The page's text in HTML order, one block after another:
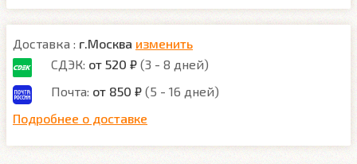
Доставка : г.Москва изменить
СДЭК: от 520 ₽ (3 - 8 дней)
Почта: от 850 ₽ (5 - 16 дней)
Подробнее о доставке